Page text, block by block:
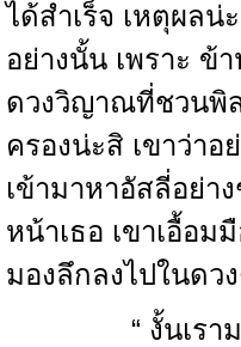
ได้สำเร็จ เหตุผลน่
อย่างนั้น เพราะ ข้
ดวงวิญาณที่ชวนพิ
ครองน่ะสิ เขาว่าอ
เข้ามาหาอัสลี่อย่า
หน้าเธอ เขาเอื้อม
มองลึกลงไปในดว
“ งั้นเรามาพ